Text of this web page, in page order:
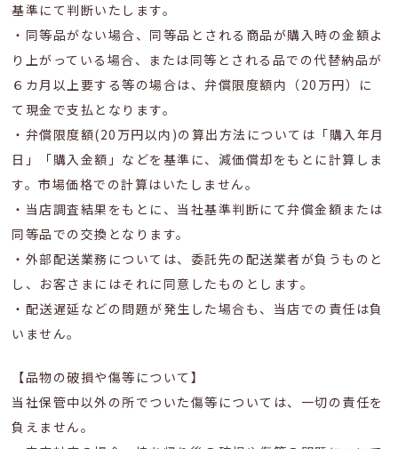
基準にて判断いたします。
・同等品がない場合、同等品とされる商品が購入時の金額よ
り上がっている場合、または同等とされる品での代替納品が
６カ月以上要する等の場合は、弁償限度額内（20万円）に
て現金で支払となります。
・弁償限度額(20万円以内)の算出方法については「購入年月
日」「購入金額」などを基準に、減価償却をもとに計算しま
す。市場価格での計算はいたしません。
・当店調査結果をもとに、当社基準判断にて弁償金額または
同等品での交換となります。
・外部配送業務については、委託先の配送業者が負うものと
し、お客さまにはそれに同意したものとします。
・配送遅延などの問題が発生した場合も、当店での責任は負
いません。
【品物の破損や傷等について】
当社保管中以外の所でついた傷等については、一切の責任を
負えません。